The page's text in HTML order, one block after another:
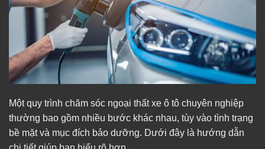
Một quy trình chăm sóc ngoại thất xe ô tô chuyên nghiệp
thường bao gồm nhiều bước khác nhau, tùy vào tình trạng
bề mặt và mục đích bảo dưỡng. Dưới đây là hướng dẫn